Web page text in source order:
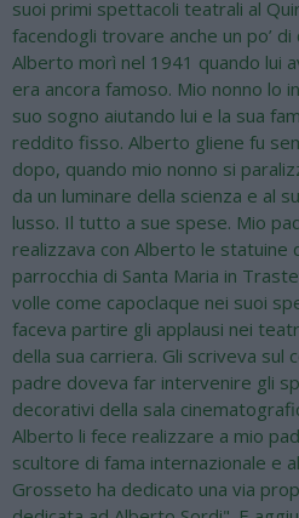
suoi primi spettacoli teatrali al
facendogli trovare anche un po’
Alberto morì nel 1941 quando lui
era ancora famoso. Mio nonno lo
suo sogno aiutando lui e la sua
reddito fisso. Alberto gliene fu
dopo, quando mio nonno si
da un luminare della scienza e al
lusso. Il tutto a sue spese. Mio
realizzava con Alberto le
parrocchia di Santa Maria in
volle come capoclaque nei suoi
faceva partire gli applausi nei
della sua carriera. Gli scriveva sul
padre doveva far intervenire gli
decorativi della sala
Alberto li fece realizzare a mio
scultore di fama internazionale e
Grosseto ha dedicato una via